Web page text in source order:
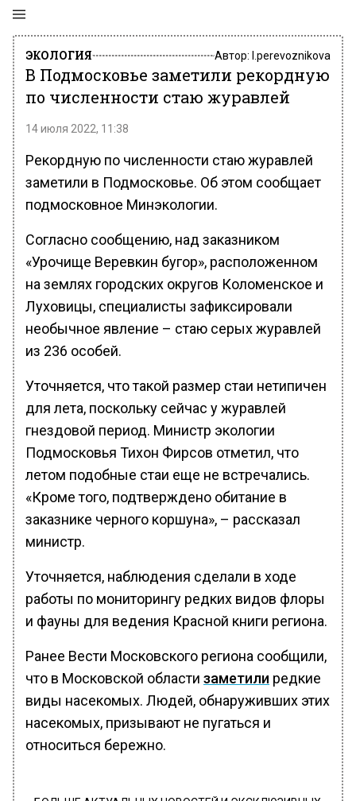
ЭКОЛОГИЯ Автор: l.perevoznikova
В Подмосковье заметили рекордную
по численности стаю журавлей
14 июля 2022, 11:38
Рекордную по численности стаю журавлей
заметили в Подмосковье. Об этом сообщает
подмосковное Минэкологии.
Согласно сообщению, над заказником
«Урочище Веревкин бугор», расположенном
на землях городских округов Коломенское и
Луховицы, специалисты зафиксировали
необычное явление – стаю серых журавлей
из 236 особей.
Уточняется, что такой размер стаи нетипичен
для лета, поскольку сейчас у журавлей
гнездовой период. Министр экологии
Подмосковья Тихон Фирсов отметил, что
летом подобные стаи еще не встречались.
«Кроме того, подтверждено обитание в
заказнике черного коршуна», – рассказал
министр.
Уточняется, наблюдения сделали в ходе
работы по мониторингу редких видов флоры
и фауны для ведения Красной книги региона.
Ранее Вести Московского региона сообщили,
что в Московской области заметили редкие
виды насекомых. Людей, обнаруживших этих
насекомых, призывают не пугаться и
относиться бережно.